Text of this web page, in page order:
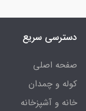
دسترسی سریع
صفحه اصلی
کوله و چمدان
خانه و آشپزخانه